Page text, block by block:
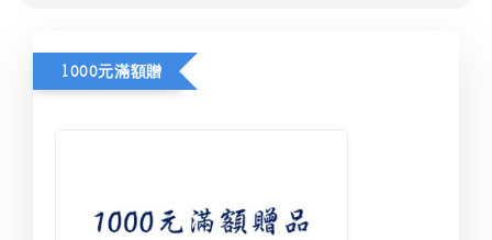
1000元滿額贈